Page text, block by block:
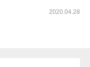
2020.04.28